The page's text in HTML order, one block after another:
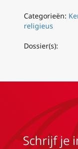
Categorieën:
religieus
Dossier(s):
Schrijf je